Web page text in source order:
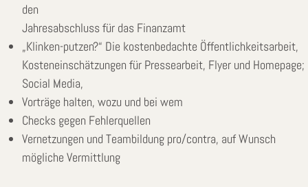
den
Jahresabschluss für das Finanzamt
„Klinken-putzen?“ Die kostenbedachte Öffentlichkeitsarbeit,
Kosteneinschätzungen für Pressearbeit, Flyer und Homepage;
Social Media,
Vorträge halten, wozu und bei wem
Checks gegen Fehlerquellen
Vernetzungen und Teambildung pro/contra, auf Wunsch
mögliche Vermittlung